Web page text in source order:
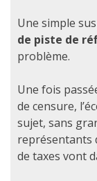
Une simple
de piste de
problème.
Une fois
de censure,
sujet, sans
représentants
de taxes vont